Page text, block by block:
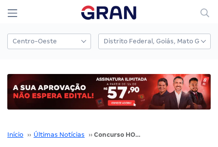
Início ›› Últimas Notícias ›› Concurso HOL PA: TCE recomenda realização de certame